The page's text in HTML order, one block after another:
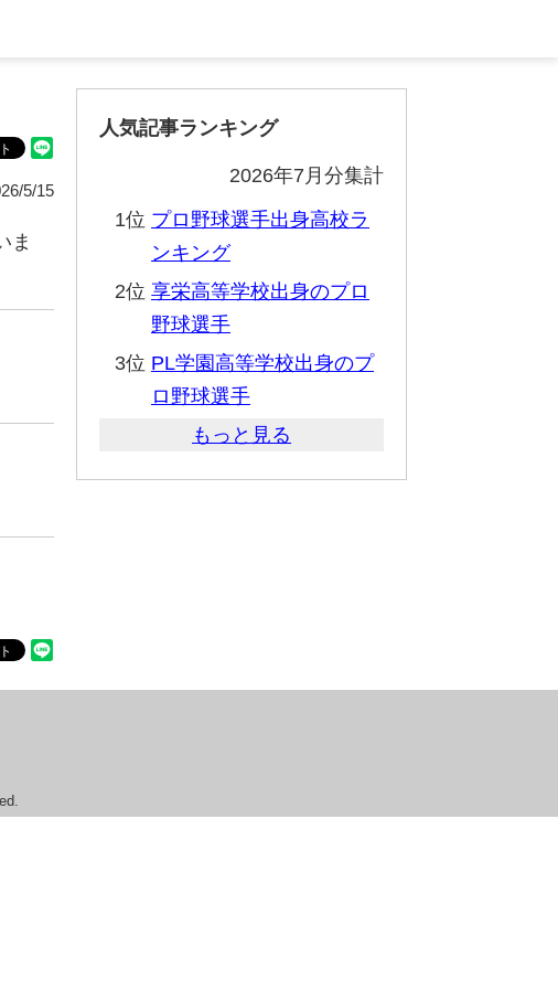
5/15
ま
人気記事ランキング
2026年7月分集計
1位 プロ野球選手出身高校ラ
ンキング
2位 享栄高等学校出身のプロ
野球選手
3位 PL学園高等学校出身のプ
ロ野球選手
もっと見る